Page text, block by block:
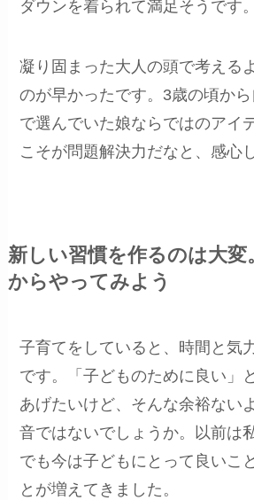
ダウンを着られて満足そうです。
凝り固まった大人の頭で考える
のが早かったです。3歳の頃か
で選んでいた娘ならではのアイ
こそが問題解決力だなと、感心
新しい習慣を作るのは大変
からやってみよう
子育てをしていると、時間と気
です。「子どものために良い」
あげたいけど、そんな余裕ない
音ではないでしょうか。以前は
でも今は子どもにとって良いこ
とが増えてきました。